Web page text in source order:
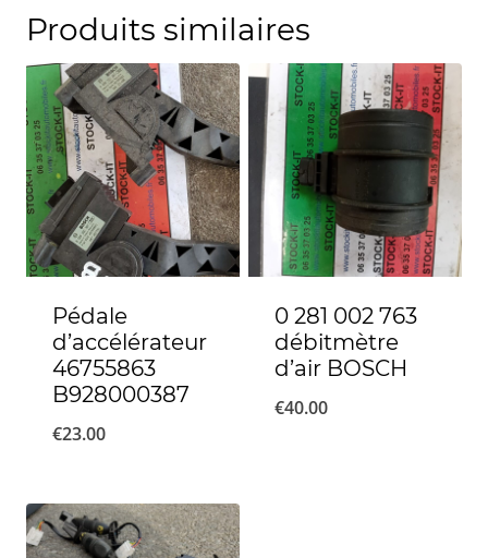
Produits similaires
Pédale
d’accélérateur
46755863
B928000387
€23.00
0 281 002 763
débitmètre
d’air BOSCH
€40.00